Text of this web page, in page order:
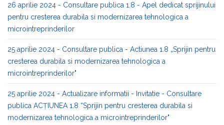
26 aprilie 2024 - Consultare publica 1.8 - Apel dedicat sprijinului
pentru cresterea durabila si modernizarea tehnologica a
microintreprinderilor
25 aprilie 2024 - Consultare publica - Actiunea 1.8 „Sprijin pentru
cresterea durabila si modernizarea tehnologica a
microintreprinderilor"
25 aprilie 2024 - Actualizare informatii - Invitatie - Consultare
publica ACȚIUNEA 1.8 “Sprijin pentru cresterea durabila si
modernizarea tehnologica a microintreprinderilor"